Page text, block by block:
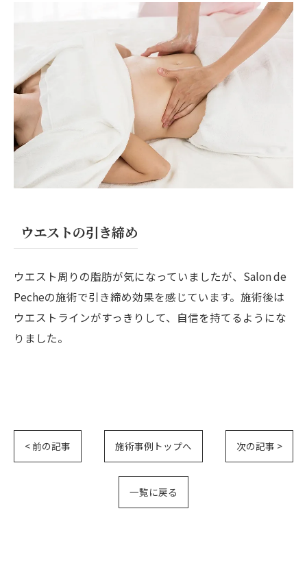
ウエストの引き締め
ウエスト周りの脂肪が気になっていましたが、Salon de
Pecheの施術で引き締め効果を感じています。施術後は
ウエストラインがすっきりして、自信を持てるようにな
りました。
< 前の記事 施術事例トップへ 次の記事 >
一覧に戻る